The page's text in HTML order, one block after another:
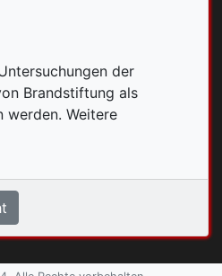
der
Brandstiftung als
werden. Weitere